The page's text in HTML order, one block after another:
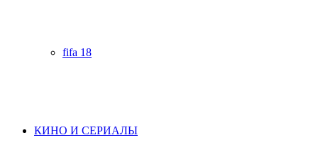
fifa 18
КИНО И СЕРИАЛЫ